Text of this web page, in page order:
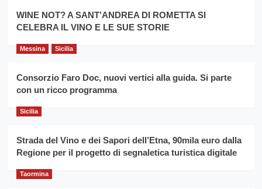
la
filiera
grano
per
il
anno
Franco
Caruso
WINE NOT? A SANT’ANDREA DI ROMETTA SI
CELEBRA IL VINO E LE SUE STORIE
Messina Sicilia
Consorzio Faro Doc, nuovi vertici alla guida. Si parte
con un ricco programma
Sicilia
Strada del Vino e dei Sapori dell’Etna, 90mila euro dalla
Regione per il progetto di segnaletica turistica digitale
Taormina